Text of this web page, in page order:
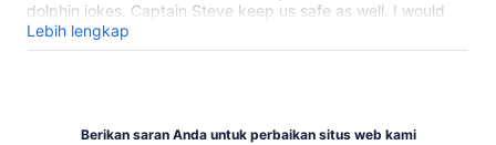
dolphin jokes. Captain Steve keep us safe as well. I would
take the tour again. We saw a lot of dolphins
Lebih lengkap
Berikan saran Anda untuk perbaikan situs web kami